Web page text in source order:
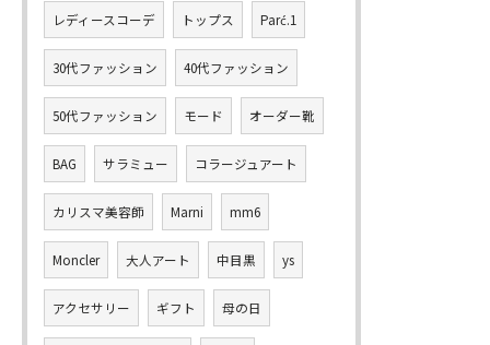
レディースコーデ トップス Parć.1
30代ファッション 40代ファッション
50代ファッション モード オーダー靴
BAG サラミュー コラージュアート
カリスマ美容師 Marni mm6
Moncler 大人アート 中目黒 ys
アクセサリー ギフト 母の日